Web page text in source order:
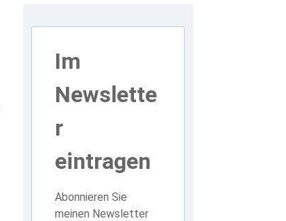
Im
Newslette
r
eintragen
Abonnieren Sie
meinen Newsletter